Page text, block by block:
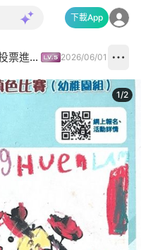
下載App
「我的Chill賞假期」填色比賽投票進行中✅ 2026/06/01
1/2